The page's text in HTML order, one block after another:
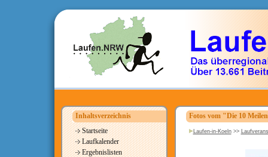
Inhaltsverzeichnis
Startseite
Laufkalender
Ergebnislisten
Fotos vom "Die 10
Laufen-in-Koeln>>